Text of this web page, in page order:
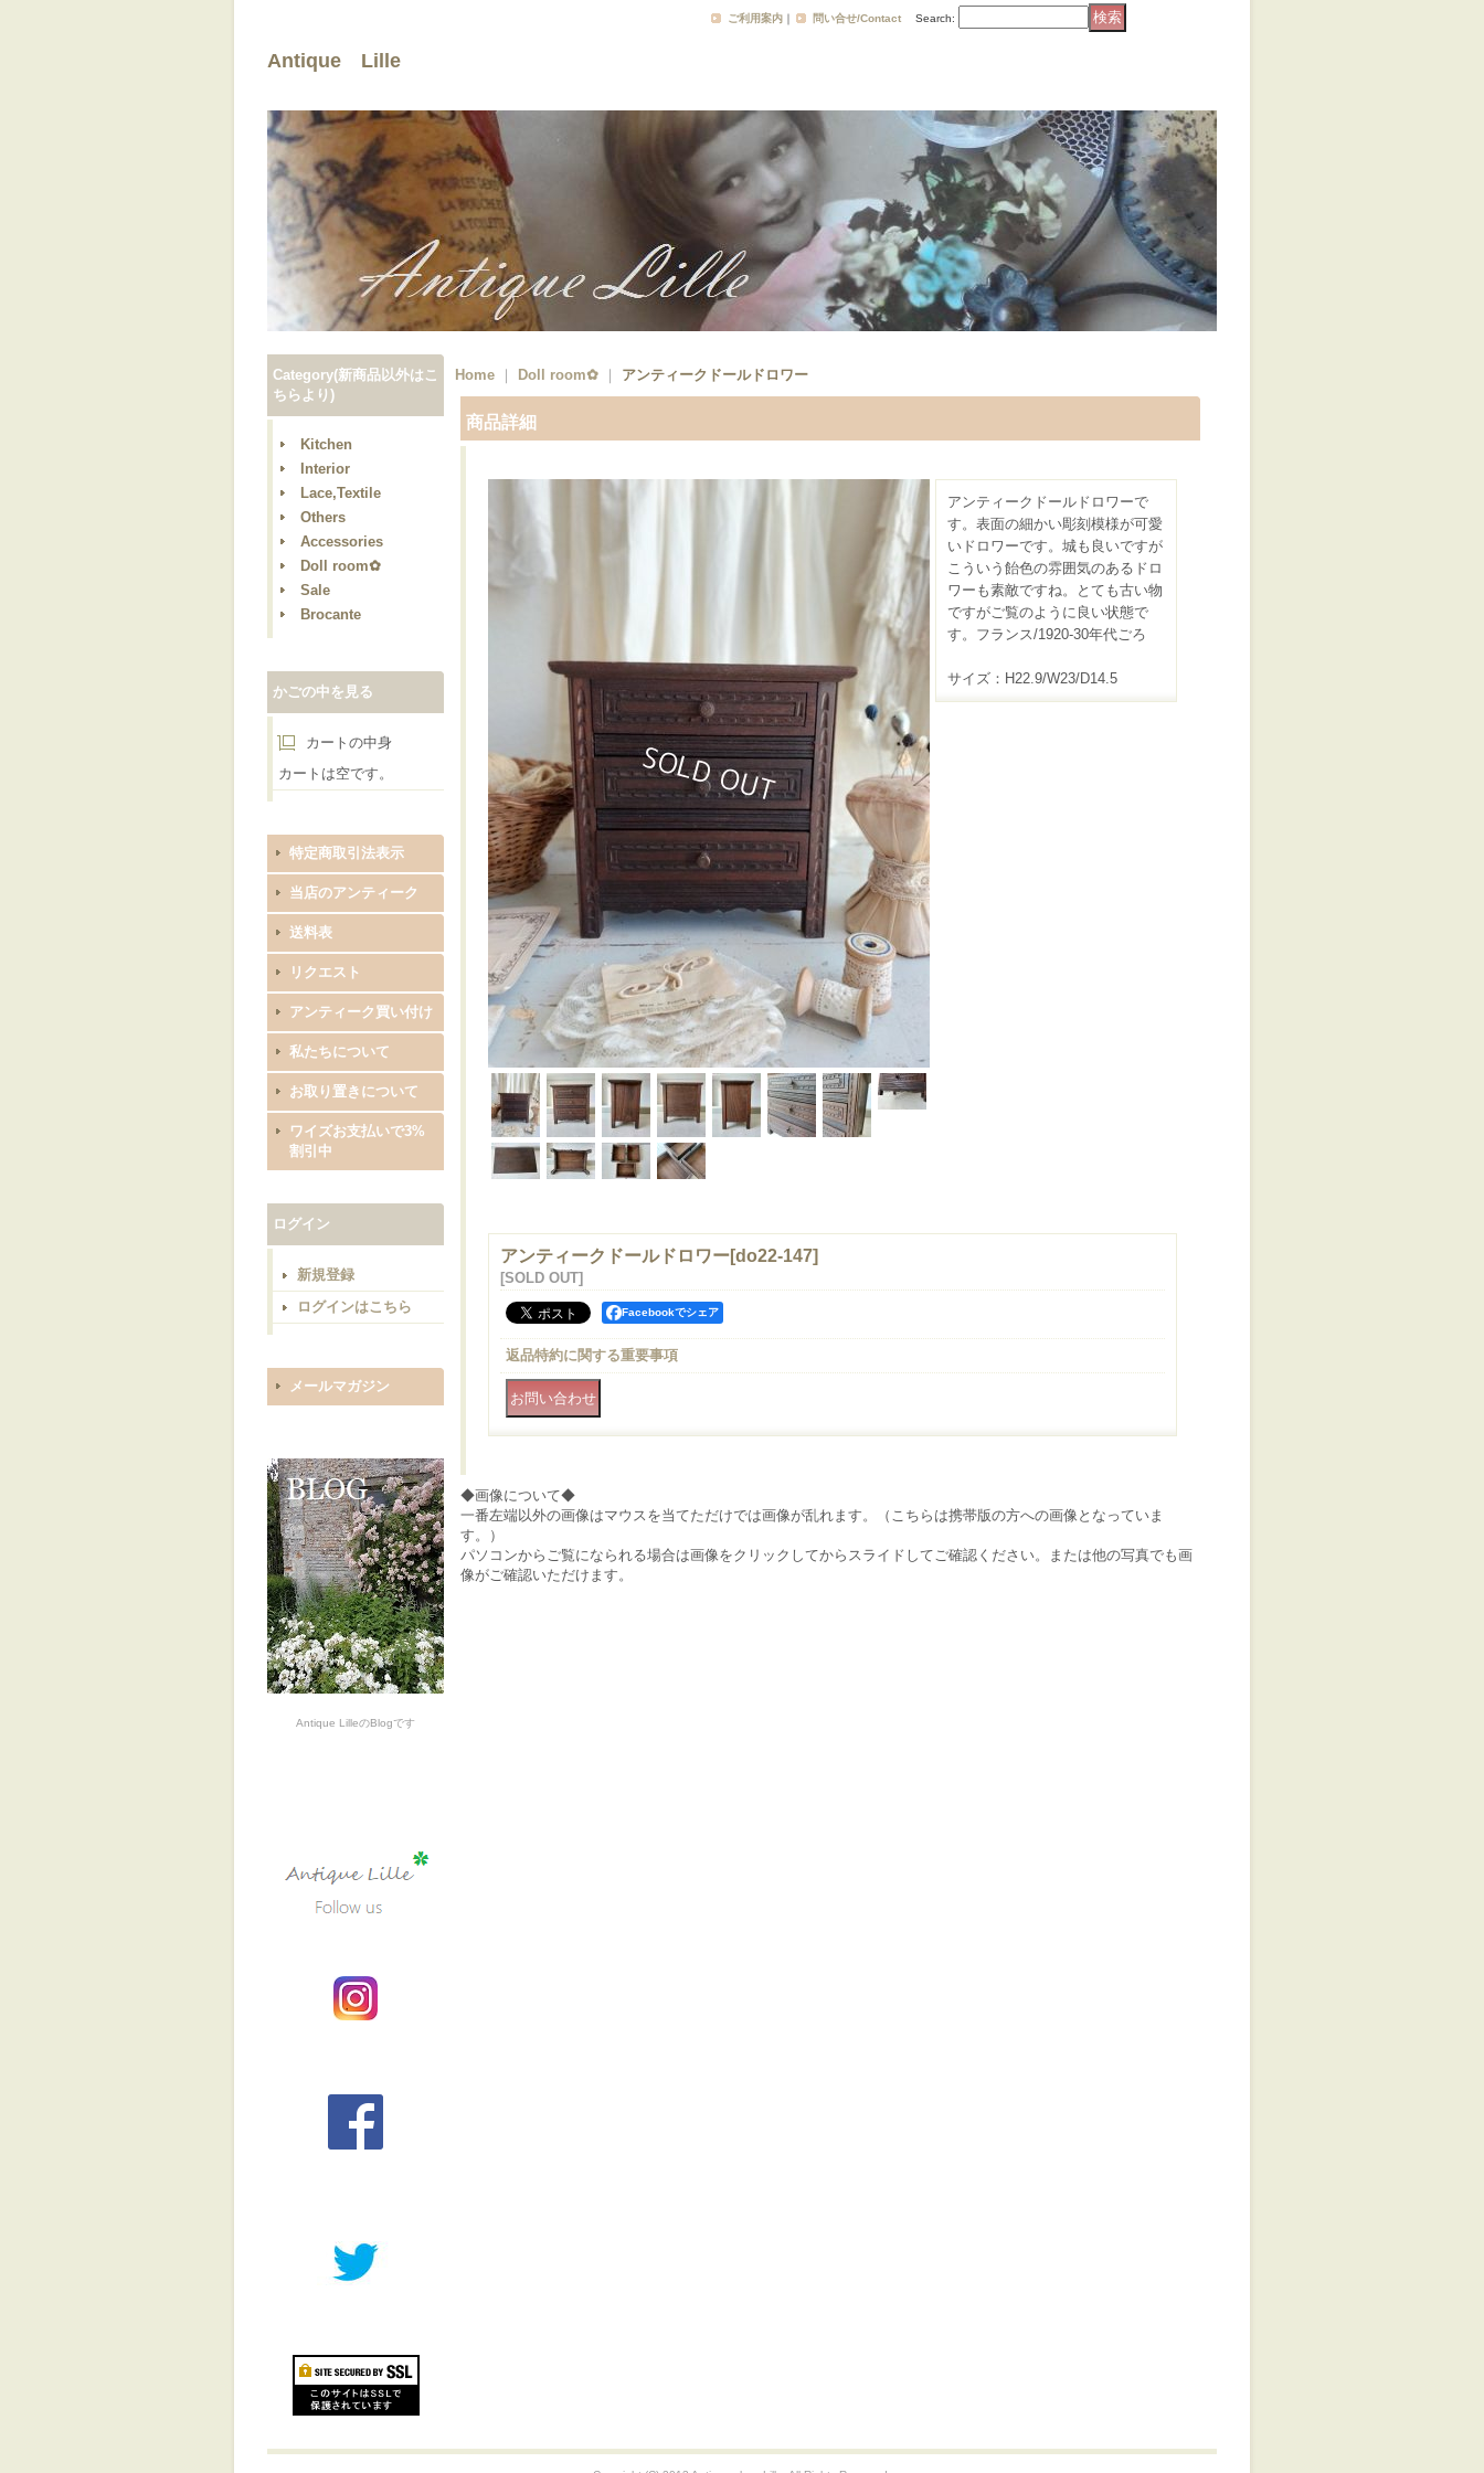
Antique Lille
ご利用案内 ｜ 問い合せ/Contact Search:
Category(新商品以外はこ
ちらより)
Kitchen
Interior
Lace,Textile
Others
Accessories
Doll room✿
Sale
Brocante
かごの中を見る
カートの中身
カートは空です。
特定商取引法表示
当店のアンティーク
送料表
リクエスト
アンティーク買い付け
私たちについて
お取り置きについて
ワイズお支払いで3%
割引中
ログイン
新規登録
ログインはこちら
メールマガジン
Antique LilleのBlogです
Home Doll room✿ アンティークドールドロワー
商品詳細
アンティークドールドロワーで
す。表面の細かい彫刻模様が可愛
いドロワーです。城も良いですが
こういう飴色の雰囲気のあるドロ
ワーも素敵ですね。とても古い物
ですがご覧のように良い状態で
す。フランス/1920-30年代ごろ
サイズ：H22.9/W23/D14.5
アンティークドールドロワー[do22-147]
[SOLD OUT]
Facebookでシェア
返品特約に関する重要事項
◆画像について◆
一番左端以外の画像はマウスを当てただけでは画像が乱れます。（こちらは携帯版の方への画像となっていま
す。）
パソコンからご覧になられる場合は画像をクリックしてからスライドしてご確認ください。または他の写真でも画
像がご確認いただけます。